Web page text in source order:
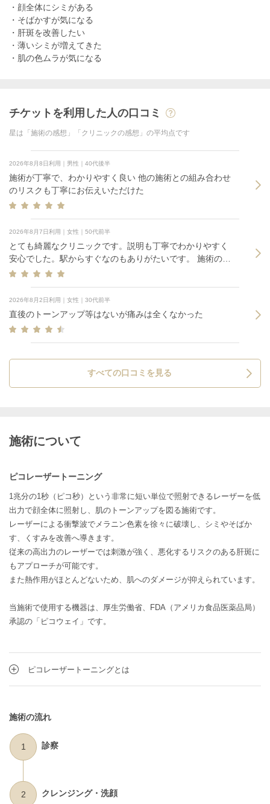
・顔全体にシミがある
・そばかすが気になる
・肝斑を改善したい
・薄いシミが増えてきた
・肌の色ムラが気になる
チケットを利用した人の口コミ
星は「施術の感想」「クリニックの感想」の平均点です
2026年8月8日利用｜男性｜40代後半
施術が丁寧で、わかりやすく良い 他の施術との組み合わせ
のリスクも丁寧にお伝えいただけた
2026年8月7日利用｜女性｜50代前半
とても綺麗なクリニックです。説明も丁寧でわかりやすく
安心でした。駅からすぐなのもありがたいです。 施術の痛
みはありません。
2026年8月2日利用｜女性｜30代前半
直後のトーンアップ等はないが痛みは全くなかった
すべての口コミを見る
施術について
ピコレーザートーニング
1兆分の1秒（ピコ秒）という非常に短い単位で照射できるレーザーを低
出力で顔全体に照射し、肌のトーンアップを図る施術です。
レーザーによる衝撃波でメラニン色素を徐々に破壊し、シミやそばか
す、くすみを改善へ導きます。
従来の高出力のレーザーでは刺激が強く、悪化するリスクのある肝斑に
もアプローチが可能です。
また熱作用がほとんどないため、肌へのダメージが抑えられています。
当施術で使用する機器は、厚生労働省、FDA（アメリカ食品医薬品局）
承認の「ピコウェイ」です。
ピコレーザートーニングとは
施術の流れ
1 診察
2 クレンジング・洗顔